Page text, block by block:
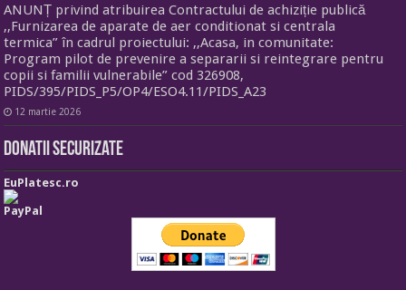
ANUNȚ privind atribuirea Contractului de achiziție publică
,,Furnizarea de aparate de aer conditionat si centrala
termica” în cadrul proiectului: ,,Acasa, in comunitate:
Program pilot de prevenire a separarii si reintegrare pentru
copii si familii vulnerabile” cod 326908,
PIDS/395/PIDS_P5/OP4/ESO4.11/PIDS_A23
12 martie 2026
Donatii securizate
EuPlatesc.ro
PayPal